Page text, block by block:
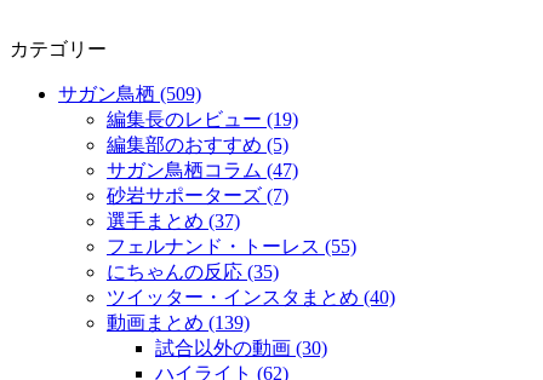
カテゴリー
サガン鳥栖 (509)
編集長のレビュー (19)
編集部のおすすめ (5)
サガン鳥栖コラム (47)
砂岩サポーターズ (7)
選手まとめ (37)
フェルナンド・トーレス (55)
にちゃんの反応 (35)
ツイッター・インスタまとめ (40)
動画まとめ (139)
試合以外の動画 (30)
ハイライト (62)